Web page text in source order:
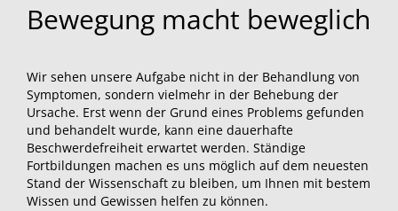
Bewegung macht beweglich
Wir sehen unsere Aufgabe nicht in der Behandlung von
Symptomen, sondern vielmehr in der Behebung der
Ursache. Erst wenn der Grund eines Problems gefunden
und behandelt wurde, kann eine dauerhafte
Beschwerdefreiheit erwartet werden. Ständige
Fortbildungen machen es uns möglich auf dem neuesten
Stand der Wissenschaft zu bleiben, um Ihnen mit bestem
Wissen und Gewissen helfen zu können.